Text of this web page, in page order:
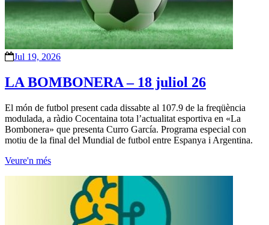
Jul 19, 2026
LA BOMBONERA – 18 juliol 26
El món de futbol present cada dissabte al 107.9 de la freqüència
modulada, a ràdio Cocentaina tota l’actualitat esportiva en «La
Bombonera» que presenta Curro García. Programa especial con
motiu de la final del Mundial de futbol entre Espanya i Argentina.
Veure'n més